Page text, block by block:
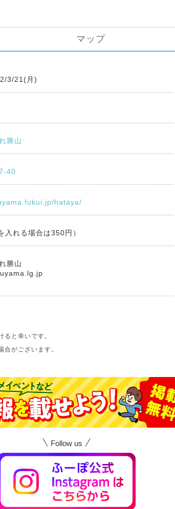
マップ
3/21(月)
勝山
40
hataya/
入れる場合は350円）
勝山
ると幸いです。
がございます。
Follow us